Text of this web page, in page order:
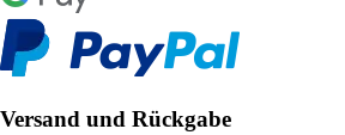
Versand und Rückgabe